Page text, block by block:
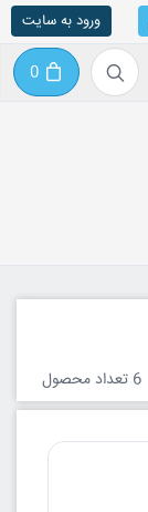
ورود به سایت
0
6 تعداد محصول